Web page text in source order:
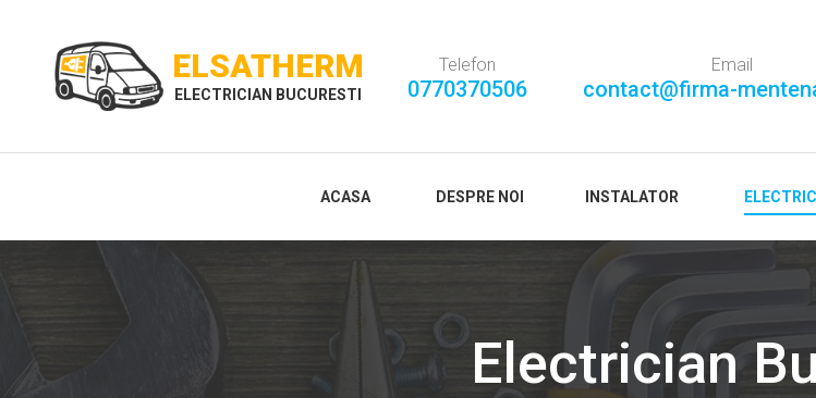
ELSATHERM
ELECTRICIAN BUCURESTI
Telefon
0770370506
Email
contact@firma-
ACASA DESPRE NOI INSTALATOR
Electrician